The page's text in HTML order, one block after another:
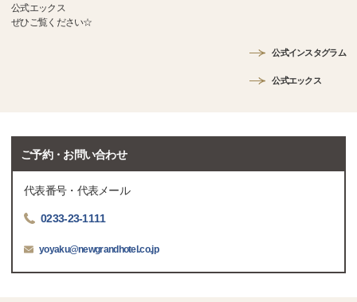
公式エックス
ぜひご覧ください☆
公式インスタグラム
公式エックス
ご予約・お問い合わせ
代表番号・代表メール
0233-23-1111
yoyaku@newgrandhotel.co.jp